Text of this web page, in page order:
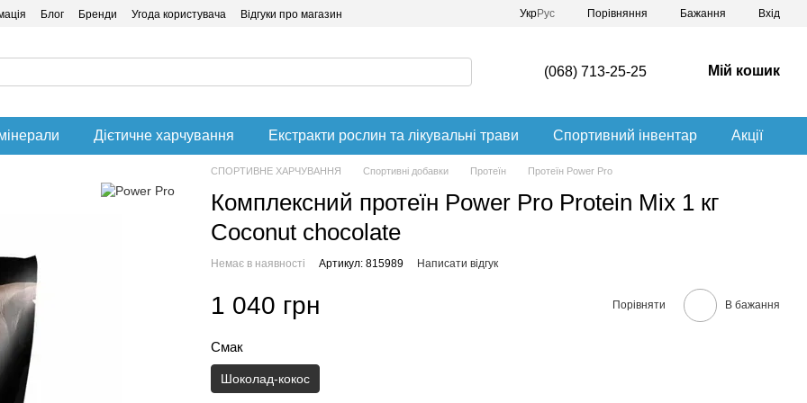
Блог Бренди Угода користувача Відгуки про магазин УкрРус Порівняння Бажання Вхід
(068) 713-25-25 Мій кошик
Дієтичне харчування Екстракти рослин та лікувальні трави Спортивний інвентар Акції
СПОРТИВНЕ ХАРЧУВАННЯ Спортивні добавки Протеїн Протеїн Power Pro
Комплексний протеїн Power Pro Protein Mix 1 кг
Coconut chocolate
Немає в наявності Артикул: 815989 Написати відгук
1 040 грн Порівняти В бажання
Смак
Шоколад-кокос